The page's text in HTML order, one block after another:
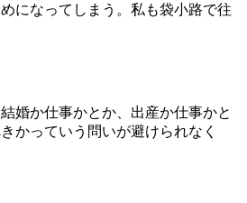
になってしまう。私も袋小路で往
婚か仕事かとか、出産か仕事かと
かっていう問いが避けられなく